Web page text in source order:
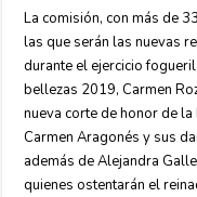
La comisión, con más de
las que serán las nuevas
durante el ejercicio
bellezas 2019, Carmen
nueva corte de honor de
Carmen Aragonés y sus
además de Alejandra
quienes ostentarán el